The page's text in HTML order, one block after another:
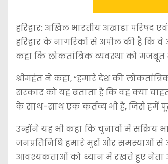
हरिद्वार: अखिल भारतीय अखाड़ा परिषद
हरिद्वार के नागरिकों से अपील की है कि वे
कहा कि लोकतांत्रिक व्यवस्था को
श्रीमहंत ने कहा, “हमारे देश की
सरकार को यह बताता है कि वह क्या
के साथ-साथ एक कर्तव्य भी है, जिसे हमें
उन्होंने यह भी कहा कि चुनावों में सक्रिय
जनप्रतिनिधि हमारे मुद्दों और समस्याओं
आवश्यकताओं को ध्यान में रखते हुए